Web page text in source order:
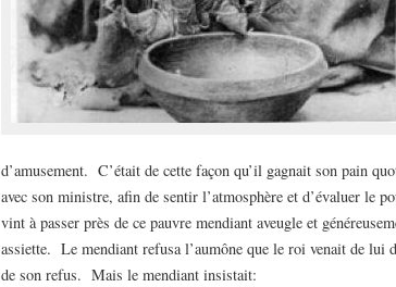
d’amusement. C’était de cette façon qu’il gagnait son pain
avec son ministre, afin de sentir l’atmosphère et d’évaluer le
vint à passer près de ce pauvre mendiant aveugle et
assiette. Le mendiant refusa l’aumône que le roi venait de
de son refus. Mais le mendiant insistait: